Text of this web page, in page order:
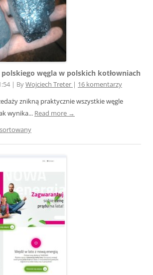
węgla w polskich kotłowniach
| ByWojciech Treter | 16 komentarzy
znikną praktycznie wszystkie węgle
wynika... Read more →